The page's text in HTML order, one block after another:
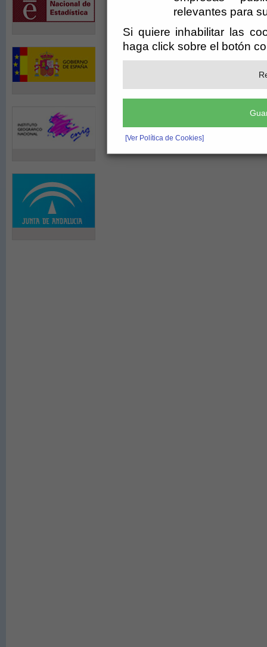
relevantes para
Si quiere inhabilitar las
haga click sobre el botón
[Ver Política de Cookies]
Galería de imágenes: